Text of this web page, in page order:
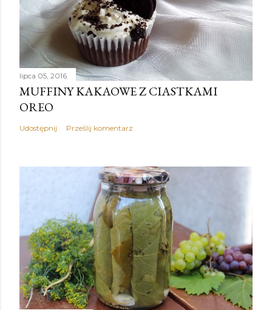
lipca 05, 2016
MUFFINY KAKAOWE Z CIASTKAMI
OREO
Udostępnij Prześlij komentarz